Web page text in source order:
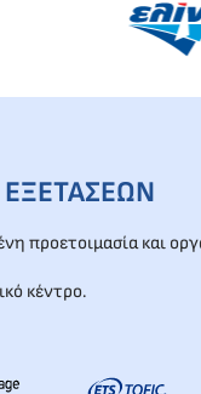
προετοιμασία και
κέντρο.